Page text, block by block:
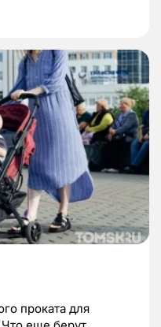
проката для